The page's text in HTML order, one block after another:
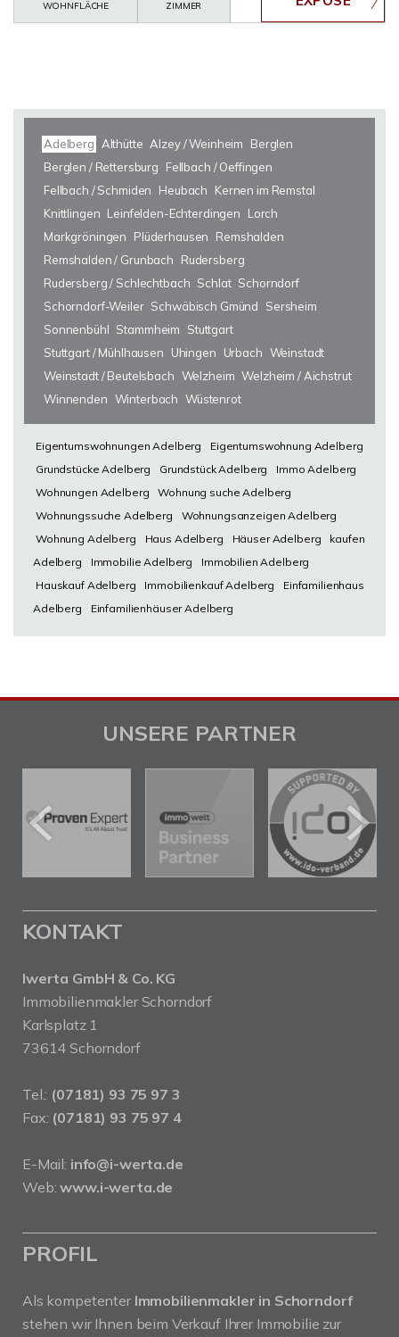
WOHNFLÄCHE ZIMMER
Adelberg Althütte Alzey / Weinheim
Berglen
Berglen / Rettersburg
Fellbach / Oeffingen
Fellbach / Schmiden
Heubach
Kernen im Remstal
Knittlingen Leinfelden-Echterdingen
Lorch
Markgröningen
Plüderhausen
Remshalden
Remshalden / Grunbach
Rudersberg
Rudersberg / Schlechtbach Schlat Schorndorf
Schorndorf-Weiler Schwäbisch Gmünd
Sersheim
Sonnenbühl Stammheim
Stuttgart
Stuttgart / Mühlhausen
Uhingen Urbach Weinstadt
Weinstadt / Beutelsbach Welzheim Welzheim / Aichstrut
Winnenden Winterbach Wüstenrot
Eigentumswohnungen Adelberg
Eigentumswohnung Adelberg
Grundstücke Adelberg
Grundstück Adelberg
Immo Adelberg
Wohnungen Adelberg
Wohnung suche Adelberg
Wohnungssuche Adelberg
Wohnungsanzeigen Adelberg
Wohnung Adelberg
Haus Adelberg Häuser Adelberg
kaufen
Adelberg
Immobilie Adelberg
Immobilien Adelberg
Hauskauf Adelberg
Immobilienkauf Adelberg
Einfamilienhaus
Adelberg
Einfamilienhäuser Adelberg
UNSERE PARTNER
KONTAKT
Iwerta GmbH & Co. KG
Immobilienmakler Schorndorf
Karlsplatz 1
73614 Schorndorf
Tel.: (07181) 93 75 97 3
Fax: (07181) 93 75 97 4
E-Mail: info@i-werta.de
Web:www.i-werta.de
PROFIL
Als kompetenter Immobilienmakler in Schorndorf
stehen wir Ihnen beim Verkauf Ihrer Immobilie zur